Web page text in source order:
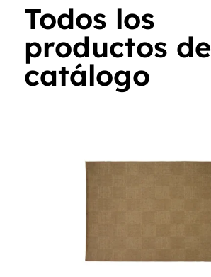
Todos los
productos de
catálogo